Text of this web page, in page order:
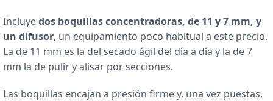
Incluyedos boquillas concentradoras, de 11 y 7 mm, y
un difusor, un equipamiento poco habitual a este precio.
La de 11 mm es la del secado ágil del día a día y la de 7
mm la de pulir y alisar por secciones.
Las boquillas encajan a presión firme y, una vez puestas,